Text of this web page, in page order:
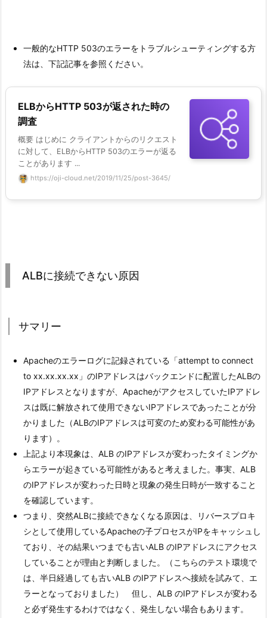
一般的なHTTP 503のエラーをトラブルシューティングする方
法は、下記記事を参照ください。
ELBからHTTP 503が返された時の
調査
概要 はじめに クライアントからのリクエスト
に対して、ELBからHTTP 503のエラーが返る
ことがあります ...
https://oji-cloud.net/2019/11/25/post-3645/
ALBに接続できない原因
サマリー
Apacheのエラーログに記録されている「attempt to connect
to xx.xx.xx.xx」のIPアドレスはバックエンドに配置したALBの
IPアドレスとなりますが、ApacheがアクセスしていたIPアドレ
スは既に解放されて使用できないIPアドレスであったことが分
かりました（ALBのIPアドレスは可変のため変わる可能性があ
ります）。
上記より本現象は、ALB のIPアドレスが変わったタイミングか
らエラーが起きている可能性があると考えました。事実、ALB
のIPアドレスが変わった日時と現象の発生日時が一致すること
を確認しています。
つまり、突然ALBに接続できなくなる原因は、リバースプロキ
シとして使用しているApacheの子プロセスがIPをキャッシュし
ており、その結果いつまでも古いALB のIPアドレスにアクセス
していることが理由と判断しました。（こちらのテスト環境で
は、半日経過しても古いALB のIPアドレスへ接続を試みて、エ
ラーとなっておりました） 但し、ALB のIPアドレスが変わる
と必ず発生するわけではなく、発生しない場合もあります。